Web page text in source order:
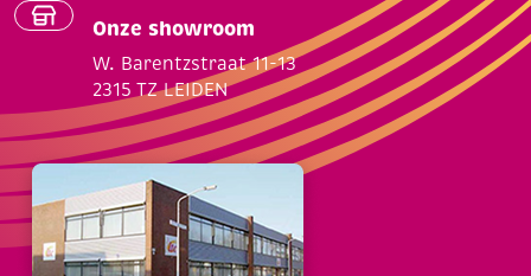
Onze showroom
W. Barentzstraat 11-13
2315 TZ LEIDEN